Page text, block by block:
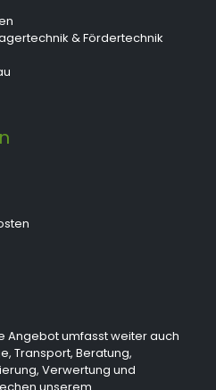
& Fördertechnik
Angebot umfasst weiter auch
Transport, Beratung,
Verwertung und